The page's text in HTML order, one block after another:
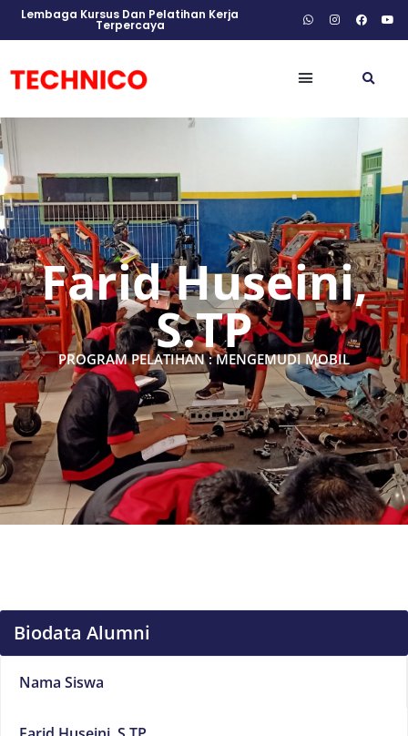
Lembaga Kursus Dan Pelatihan Kerja
Terpercaya
Farid Huseini,
S.TP
PROGRAM PELATIHAN : MENGEMUDI MOBIL
Biodata Alumni
Nama Siswa